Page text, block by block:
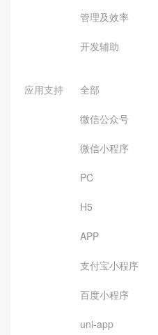
管理及效率
开发辅助
应用支持 全部
微信公众号
微信小程序
PC
H5
APP
支付宝小程序
百度小程序
uni-app